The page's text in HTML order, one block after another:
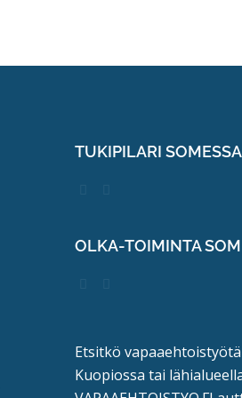
TUKIPILARI SOMESSA
OLKA-TOIMINTA
Etsitkö vapaaehtoistyötä
Kuopiossa tai